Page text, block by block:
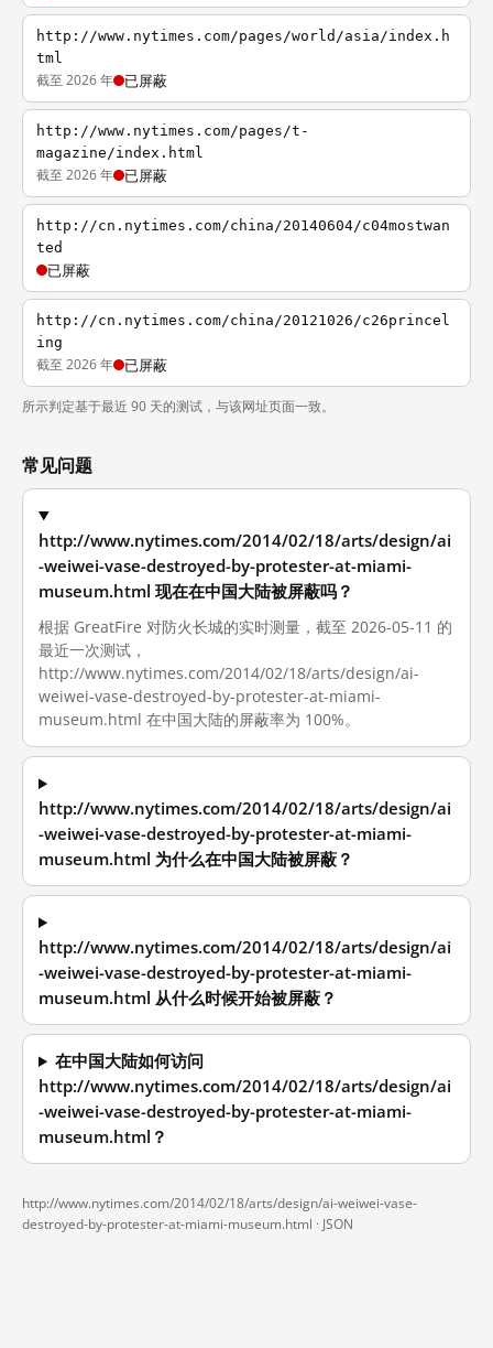
http://www.nytimes.com/pages/world/asia/index.h
tml
截至 2026 年 已屏蔽
http://www.nytimes.com/pages/t-
magazine/index.html
截至 2026 年 已屏蔽
http://cn.nytimes.com/china/20140604/c04mostwan
ted
已屏蔽
http://cn.nytimes.com/china/20121026/c26princel
ing
截至 2026 年 已屏蔽
所示判定基于最近 90 天的测试，与该网址页面一致。
常见问题
http://www.nytimes.com/2014/02/18/arts/design/ai
-weiwei-vase-destroyed-by-protester-at-miami-
museum.html 现在在中国大陆被屏蔽吗？
根据 GreatFire 对防火长城的实时测量，截至 2026-05-11 的
最近一次测试，
http://www.nytimes.com/2014/02/18/arts/design/ai-
weiwei-vase-destroyed-by-protester-at-miami-
museum.html 在中国大陆的屏蔽率为 100%。
http://www.nytimes.com/2014/02/18/arts/design/ai
-weiwei-vase-destroyed-by-protester-at-miami-
museum.html 为什么在中国大陆被屏蔽？
http://www.nytimes.com/2014/02/18/arts/design/ai
-weiwei-vase-destroyed-by-protester-at-miami-
museum.html 从什么时候开始被屏蔽？
在中国大陆如何访问
http://www.nytimes.com/2014/02/18/arts/design/ai
-weiwei-vase-destroyed-by-protester-at-miami-
museum.html？
http://www.nytimes.com/2014/02/18/arts/design/ai-weiwei-vase-
destroyed-by-protester-at-miami-museum.html · JSON